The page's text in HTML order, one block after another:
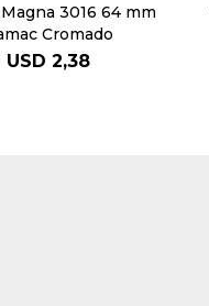
3016 64 mm
Cromado
USD 2,38